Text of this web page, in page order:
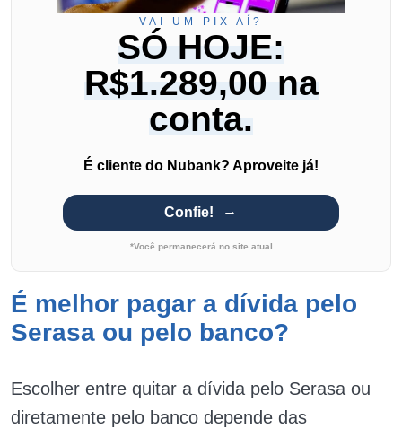
VAI UM PIX AÍ?
SÓ HOJE:
R$1.289,00 na
conta.
É cliente do Nubank? Aproveite já!
Confie!
*Você permanecerá no site atual
É melhor pagar a dívida pelo
Serasa ou pelo banco?
Escolher entre quitar a dívida pelo Serasa ou
diretamente pelo banco depende das